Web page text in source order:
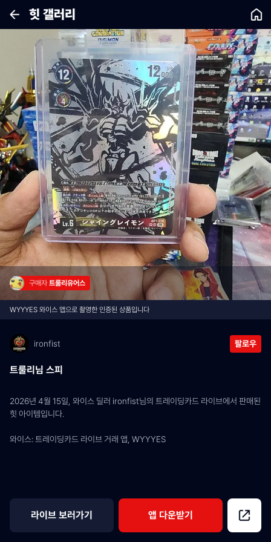
힛 갤러리
구매자 트룰리유어스
WYYYES 와이스 앱으로 촬영한 인증된 상품입니다
ironfist 팔로우
트룰리님 스피
2026년 4월 15일, 와이스 딜러 ironfist님의 트레이딩카드 라이브에서 판매된
힛 아이템입니다.
와이스: 트레이딩카드 라이브 거래 앱, WYYYES
라이브 보러가기 앱 다운받기